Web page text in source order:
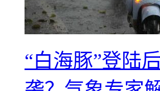
“白海豚”登陆